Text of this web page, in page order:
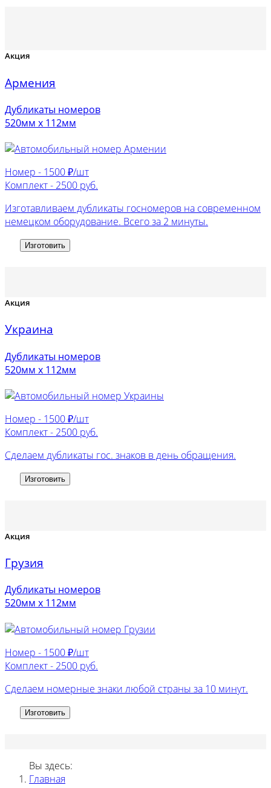
Акция
Армения
Дубликаты номеров
520мм х 112мм
Номер - 1500 ₽/шт
Комплект - 2500 руб.
Изготавливаем дубликаты госномеров на современном
немецком оборудование. Всего за 2 минуты.
Изготовить
Акция
Украина
Дубликаты номеров
520мм х 112мм
Номер - 1500 ₽/шт
Комплект - 2500 руб.
Сделаем дубликаты гос. знаков в день обращения.
Изготовить
Акция
Грузия
Дубликаты номеров
520мм х 112мм
Номер - 1500 ₽/шт
Комплект - 2500 руб.
Сделаем номерные знаки любой страны за 10 минут.
Изготовить
Вы здесь:
Главная